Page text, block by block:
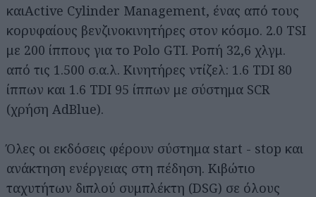
καιActive Cylinder Management, ένας από τους
κορυφαίους βενζινοκινητήρες στον κόσμο. 2.0 TSI
με 200 ίππους για το Polo GTI. Ροπή 32,6 χλγμ.
από τις 1.500 σ.α.λ. Κινητήρες ντίζελ: 1.6 TDI 80
ίππων και 1.6 TDI 95 ίππων με σύστημα SCR
(χρήση AdBlue).
Όλες οι εκδόσεις φέρουν σύστημα start - stop και
ανάκτηση ενέργειας στη πέδηση. Κιβώτιο
ταχυτήτων διπλού συμπλέκτη (DSG) σε όλους